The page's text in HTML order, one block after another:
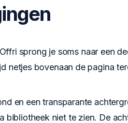
sprong je soms naar een
netjes bovenaan de pagina
en een transparante
bibliotheek niet te zien. De